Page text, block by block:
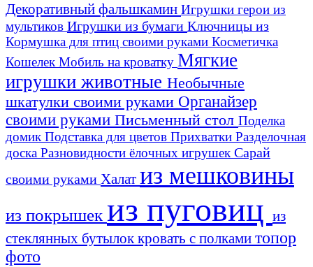
Декоративный фальшкамин Игрушки герои из
мультиков Игрушки из бумаги Ключницы из
Кормушка для птиц своими руками Косметичка
КошелекМобиль на кроватку Мягкие
игрушки животные Необычные
шкатулки своими руками Органайзер
своими руками Письменный стол Поделка
домикПодставка для цветов Прихватки Разделочная
доска Разновидности ёлочных игрушекСарай
своими руками Халат из мешковины
из покрышек из пуговиц из
стеклянных бутылоккровать с полками топор
фото